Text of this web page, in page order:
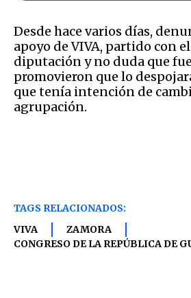
Desde hace varios días,
apoyo de VIVA, partido con
diputación y no duda que
promovieron que lo
que tenía intención de
agrupación.
TAGS RELACIONADOS:
VIVA
ZAMORA
CONGRESO DE LA REPÚBLICA DE